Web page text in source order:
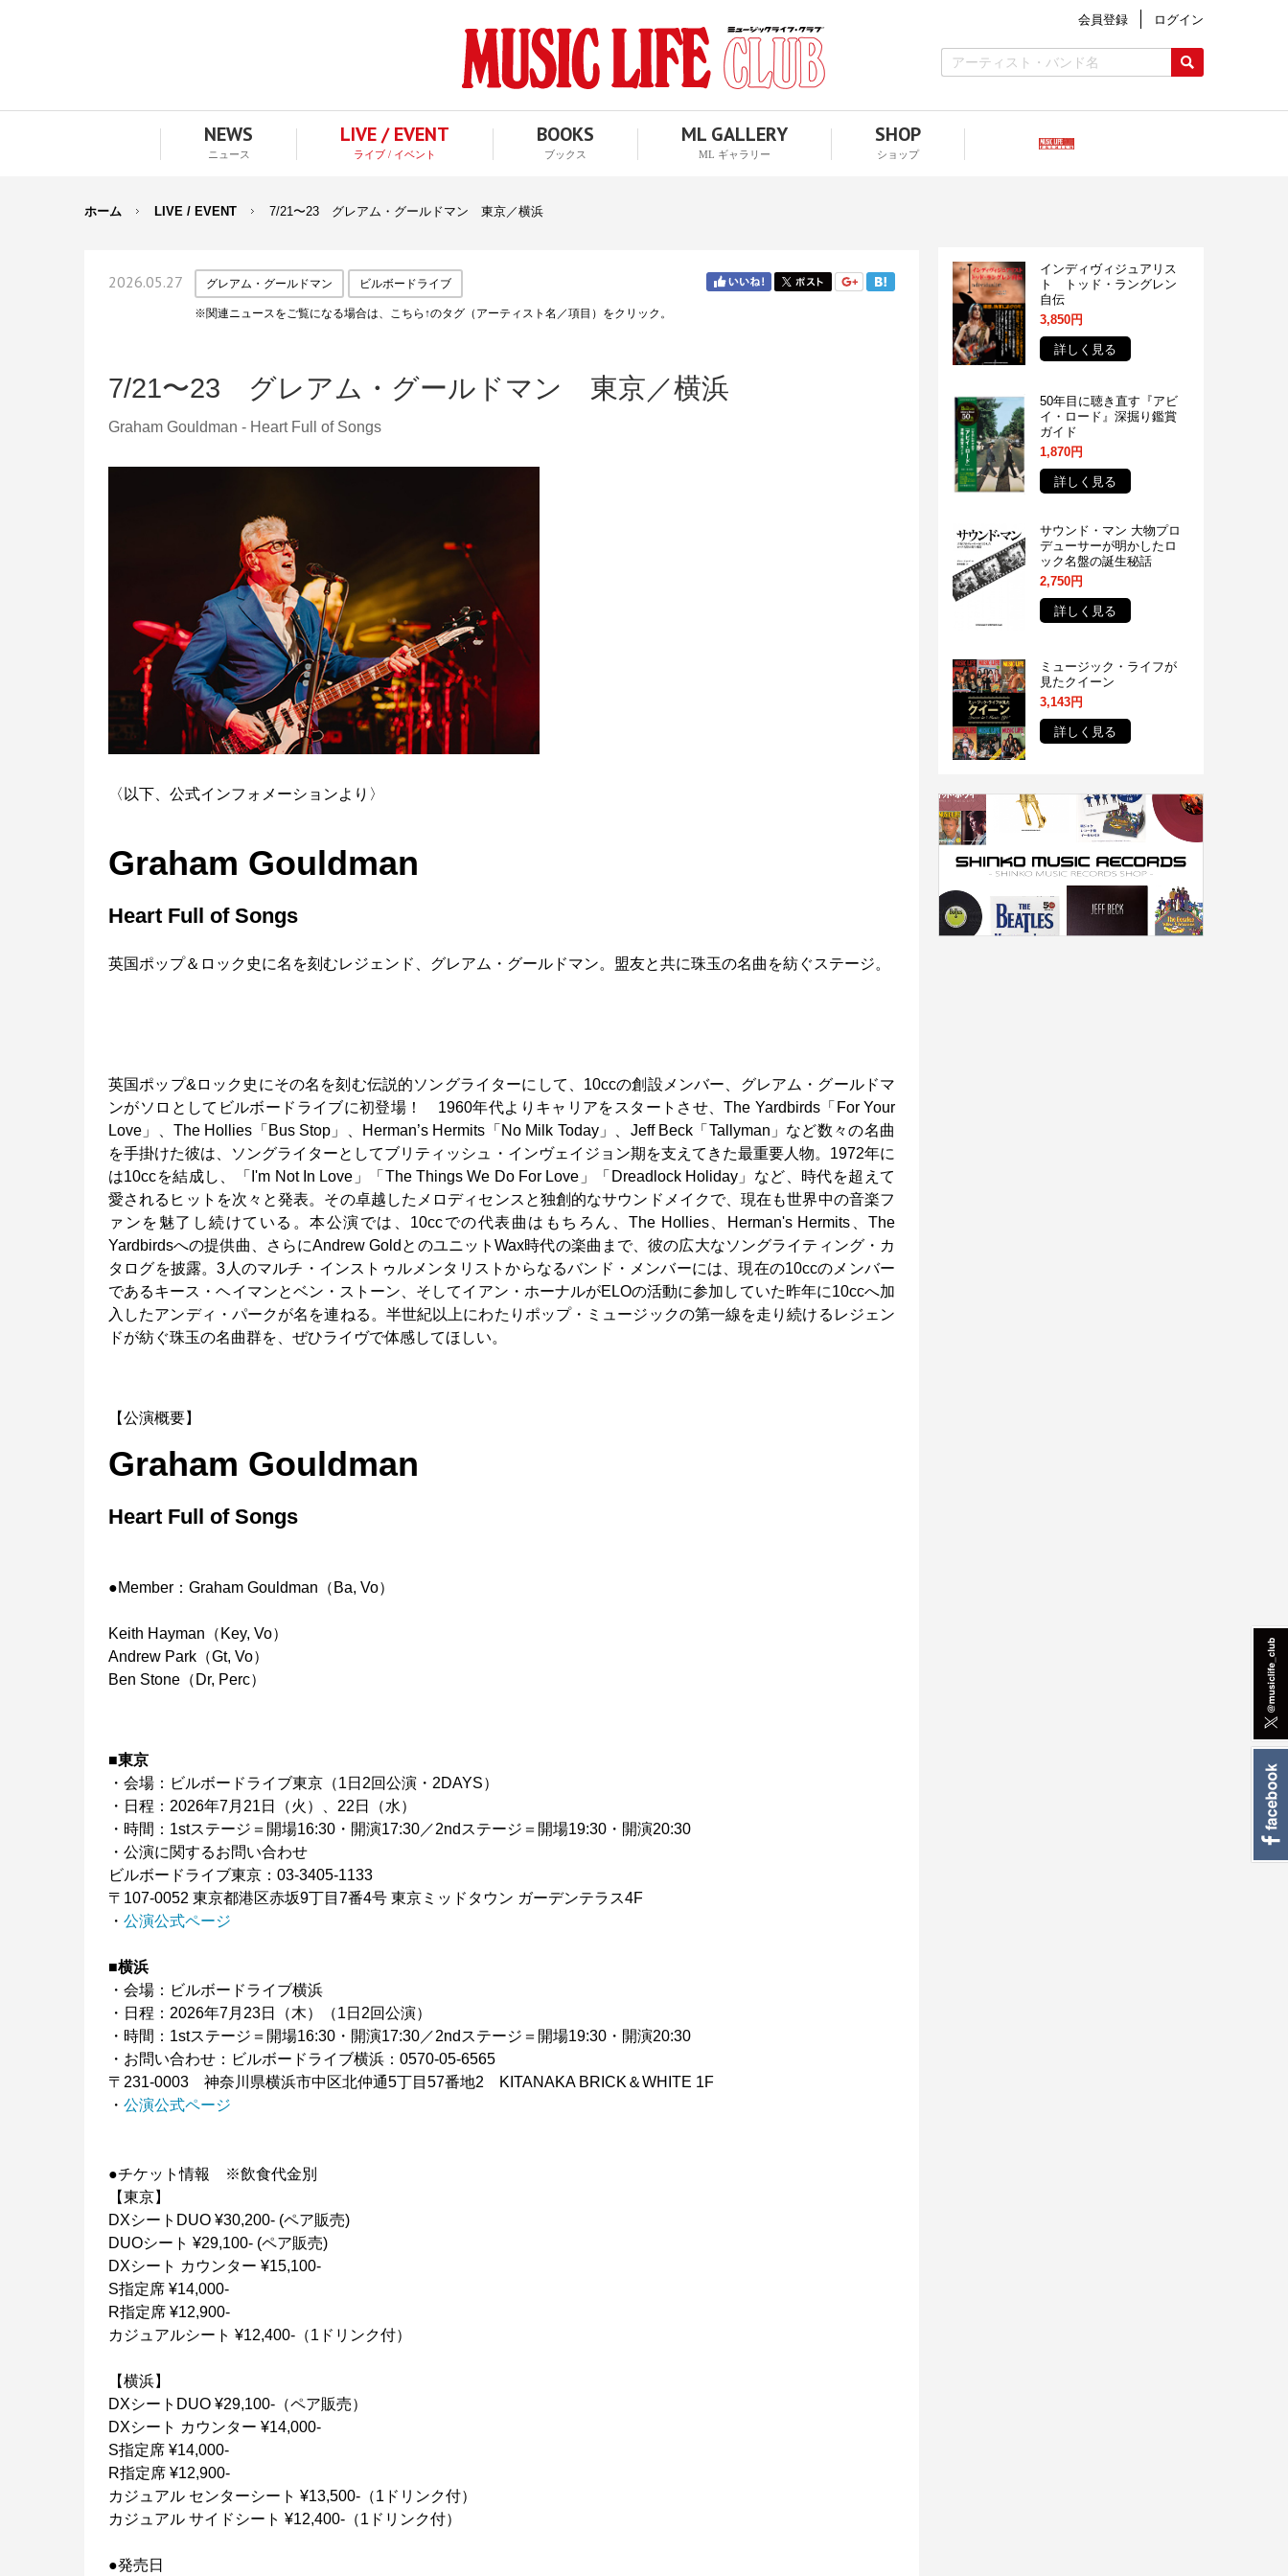
会員登録 ログイン
NEWS
ニュース
LIVE / EVENT
ライブ / イベント
BOOKS
ブックス
ML GALLERY
ML ギャラリー
SHOP
ショップ
ホーム LIVE / EVENT 7/21〜23 グレアム・グールドマン 東京／横浜
2026.05.27 グレアム・グールドマン ビルボードライブ
※関連ニュースをご覧になる場合は、こちら↑のタグ（アーティスト名／項目）をクリック。
7/21〜23 グレアム・グールドマン 東京／横浜
Graham Gouldman - Heart Full of Songs
〈以下、公式インフォメーションより〉
Graham Gouldman
Heart Full of Songs
英国ポップ＆ロック史に名を刻むレジェンド、グレアム・グールドマン。盟友と共に珠玉の名曲を紡ぐステージ。
英国ポップ&ロック史にその名を刻む伝説的ソングライターにして、10ccの創設メンバー、グレアム・グールドマ
ンがソロとしてビルボードライブに初登場！ 1960年代よりキャリアをスタートさせ、The Yardbirds「For Your
Love」、The Hollies「Bus Stop」、Herman’s Hermits「No Milk Today」、Jeff Beck「Tallyman」など数々の名曲
を手掛けた彼は、ソングライターとしてブリティッシュ・インヴェイジョン期を支えてきた最重要人物。1972年に
は10ccを結成し、「I'm Not In Love」「The Things We Do For Love」「Dreadlock Holiday」など、時代を超えて
愛されるヒットを次々と発表。その卓越したメロディセンスと独創的なサウンドメイクで、現在も世界中の音楽フ
ァンを魅了し続けている。本公演では、10ccでの代表曲はもちろん、The Hollies、Herman's Hermits、The
Yardbirdsへの提供曲、さらにAndrew GoldとのユニットWax時代の楽曲まで、彼の広大なソングライティング・カ
タログを披露。3人のマルチ・インストゥルメンタリストからなるバンド・メンバーには、現在の10ccのメンバー
であるキース・ヘイマンとベン・ストーン、そしてイアン・ホーナルがELOの活動に参加していた昨年に10ccへ加
入したアンディ・パークが名を連ねる。半世紀以上にわたりポップ・ミュージックの第一線を走り続けるレジェン
ドが紡ぐ珠玉の名曲群を、ぜひライヴで体感してほしい。
【公演概要】
Graham Gouldman
Heart Full of Songs
●Member：Graham Gouldman（Ba, Vo）
Keith Hayman（Key, Vo）
Andrew Park（Gt, Vo）
Ben Stone（Dr, Perc）
■東京
・会場：ビルボードライブ東京（1日2回公演・2DAYS）
・日程：2026年7月21日（火）、22日（水）
・時間：1stステージ＝開場16:30・開演17:30／2ndステージ＝開場19:30・開演20:30
・公演に関するお問い合わせ
ビルボードライブ東京：03-3405-1133
〒107-0052 東京都港区赤坂9丁目7番4号 東京ミッドタウン ガーデンテラス4F
・ 公演公式ページ
■横浜
・会場：ビルボードライブ横浜
・日程：2026年7月23日（木）（1日2回公演）
・時間：1stステージ＝開場16:30・開演17:30／2ndステージ＝開場19:30・開演20:30
・お問い合わせ：ビルボードライブ横浜：0570-05-6565
〒231-0003 神奈川県横浜市中区北仲通5丁目57番地2 KITANAKA BRICK＆WHITE 1F
・ 公演公式ページ
●チケット情報 ※飲食代金別
【東京】
DXシートDUO ¥30,200- (ペア販売)
DUOシート ¥29,100- (ペア販売)
DXシート カウンター ¥15,100-
S指定席 ¥14,000-
R指定席 ¥12,900-
カジュアルシート ¥12,400-（1ドリンク付）
【横浜】
DXシートDUO ¥29,100-（ペア販売）
DXシート カウンター ¥14,000-
S指定席 ¥14,000-
R指定席 ¥12,900-
カジュアル センターシート ¥13,500-（1ドリンク付）
カジュアル サイドシート ¥12,400-（1ドリンク付）
●発売日
インディヴィジュアリス
ト トッド・ラングレン
自伝
3,850円
詳しく見る
50年目に聴き直す『アビ
イ・ロード』深掘り鑑賞
ガイド
1,870円
詳しく見る
サウンド・マン 大物プロ
デューサーが明かしたロ
ック名盤の誕生秘話
2,750円
詳しく見る
ミュージック・ライフが
見たクイーン
3,143円
詳しく見る